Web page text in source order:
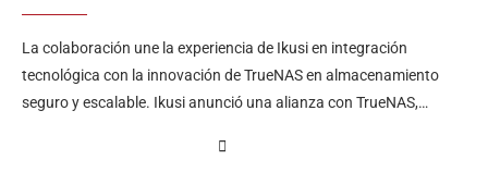
La colaboración une la experiencia de Ikusi en integración
tecnológica con la innovación de TrueNAS en almacenamiento
seguro y escalable. Ikusi anunció una alianza con TrueNAS,